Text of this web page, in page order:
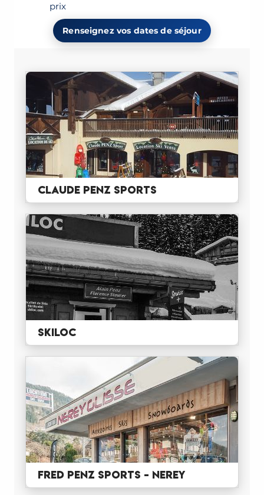
prix
Renseignez vos dates de séjour
CLAUDE PENZ SPORTS
SKILOC
FRED PENZ SPORTS - NEREY